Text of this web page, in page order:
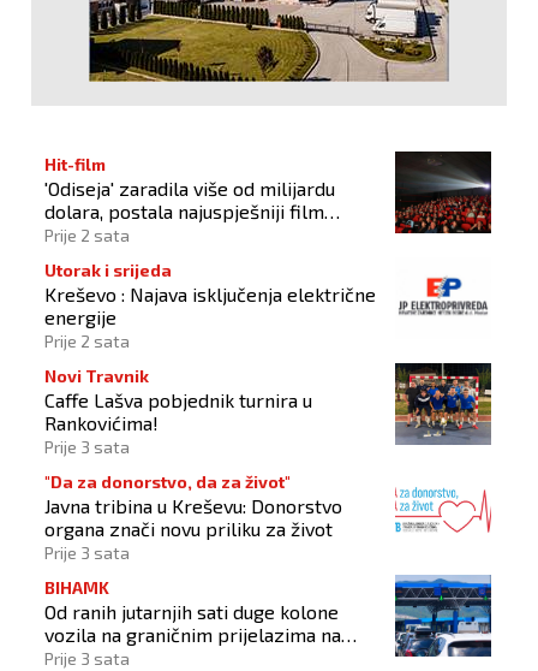
Hit-film
'Odiseja' zaradila više od milijardu
dolara, postala najuspješniji film
Christophera Nolana
Prije 2 sata
Utorak i srijeda
Kreševo : Najava isključenja električne
energije
Prije 2 sata
Novi Travnik
Caffe Lašva pobjednik turnira u
Rankovićima!
Prije 3 sata
"Da za donorstvo, da za život"
Javna tribina u Kreševu: Donorstvo
organa znači novu priliku za život
Prije 3 sata
BIHAMK
Od ranih jutarnjih sati duge kolone
vozila na graničnim prijelazima na
izlazu iz BiH
Prije 3 sata